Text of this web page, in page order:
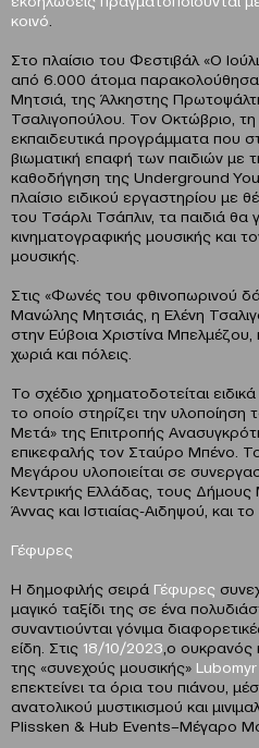
κοινό
Στο πλαίσιο του Φεστιβάλ «Ο
από 6.000 άτομα
Μητσιά, της Άλκηστης
Τσαλιγοπούλου. Τον Οκτώβριο,
εκπαιδευτικά προγράμματα που
βιωματική επαφή των παιδιών με
καθοδήγηση της Underground
πλαίσιο ειδικού εργαστηρίου με
του Τσάρλι Τσάπλιν, τα παιδιά
κινηματογραφικής μουσικής και
μουσικής.
Στις «Φωνές του φθινοπωρινού
Μανώλης Μητσιάς, η Ελένη
στην Εύβοια Χριστίνα
χωριά και πόλεις.
Το σχέδιο χρηματοδοτείται
το οποίο στηρίζει την
Μετά» της Επιτροπής
επικεφαλής τον Σταύρο Μπένο.
Μεγάρου υλοποιείται σε
Κεντρικής Ελλάδας, τους Δήμους
Άννας και Ιστιαίας-Αιδηψού, και
Γέφυρες
Η δημοφιλής σειρά Γέφυρες
μαγικό ταξίδι της σε ένα
συναντιούνται γόνιμα
είδη. Στις 18/10/2023 ,ο ουκρανός
της «συνεχούς μουσικής» Lubomyr
επεκτείνει τα όρια του πιάνου,
ανατολικού μυστικισμού και
Plissken & Hub Events–Μέγαρο